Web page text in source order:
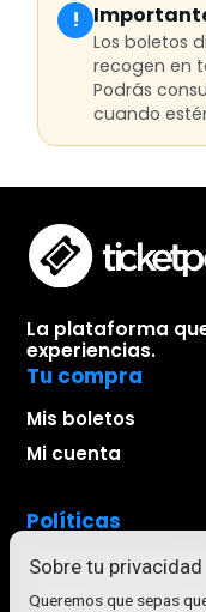
Sobre tu privacidad
Queremos que sepas
!
Los boletos
recogen en
Podrás
cuando
La plataforma
experiencias.
Tu compra
Mis boletos
Mi cuenta
Políticas
Aviso de privacidad
Términos de